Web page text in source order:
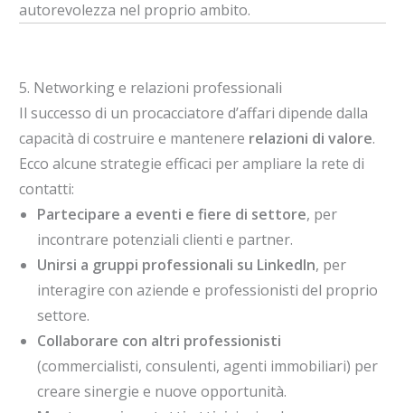
autorevolezza nel proprio ambito.
5. Networking e relazioni professionali
Il successo di un procacciatore d’affari dipende dalla
capacità di costruire e mantenere relazioni di valore.
Ecco alcune strategie efficaci per ampliare la rete di
contatti:
Partecipare a eventi e fiere di settore, per
incontrare potenziali clienti e partner.
Unirsi a gruppi professionali su LinkedIn, per
interagire con aziende e professionisti del proprio
settore.
Collaborare con altri professionisti
(commercialisti, consulenti, agenti immobiliari) per
creare sinergie e nuove opportunità.